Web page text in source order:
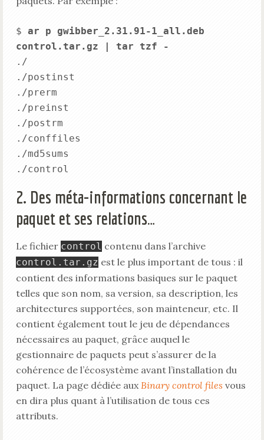
$ ar p gwibber_2.31.91-1_all.deb
control.tar.gz | tar tzf -
./
./postinst
./prerm
./preinst
./postrm
./conffiles
./md5sums
2. Des méta-informations concernant le
paquet et ses relations…
Le fichier control contenu dans l’archive
control.tar.gz est le plus important de tous : il
contient des informations basiques sur le paquet
telles que son nom, sa version, sa description, les
architectures supportées, son mainteneur, etc. Il
contient également tout le jeu de dépendances
nécessaires au paquet, grâce auquel le
gestionnaire de paquets peut s’assurer de la
cohérence de l’écosystème avant l’installation du
paquet. La page dédiée auxBinary control files vous
en dira plus quant à l’utilisation de tous ces
attributs.